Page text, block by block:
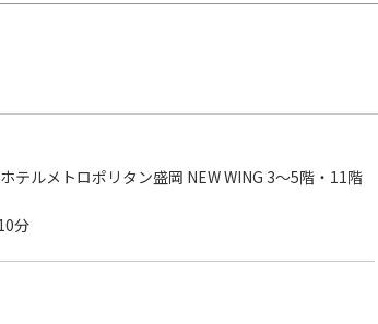
テルメトロポリタン盛岡 NEW WING 3～5階・11階
分